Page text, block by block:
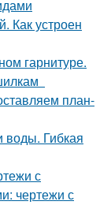
Как устроен
гарнитуре.
план-
воды. Гибкая
с
чертежи с